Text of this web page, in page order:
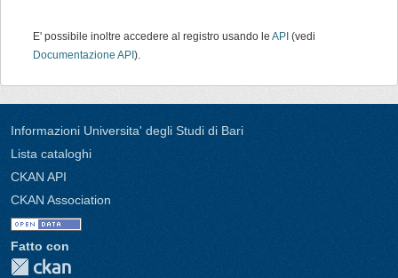
E' possibile inoltre accedere al registro usando le API (vedi
Documentazione API ).
Informazioni Universita' degli Studi di Bari
Lista cataloghi
CKAN API
CKAN Association
Fatto con